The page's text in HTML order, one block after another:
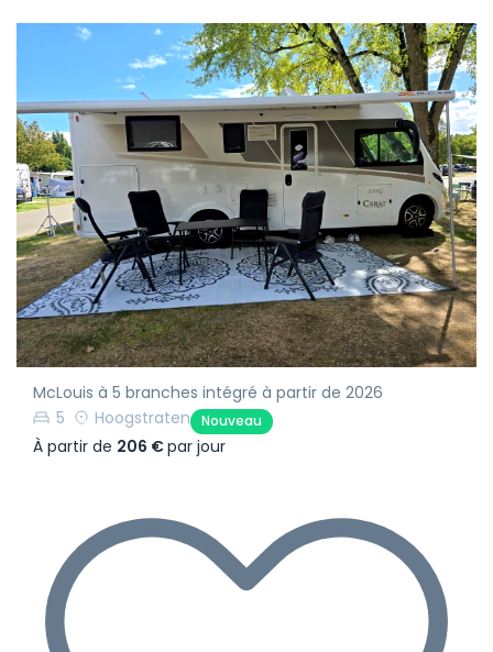
McLouis à 5 branches intégré à partir de 2026
5
Hoogstraten Nouveau
À partir de 206 €par jour